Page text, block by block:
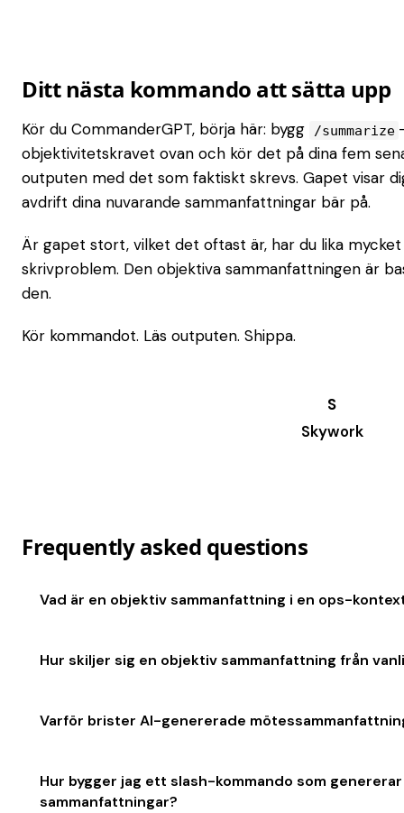
Ditt nästa kommando att sätta upp
Kör du CommanderGPT, börja här: bygg /summarize
objektivitetskravet ovan och kör det på dina fem
outputen med det som faktiskt skrevs. Gapet visar
avdrift dina nuvarande sammanfattningar bär på.
Är gapet stort, vilket det oftast är, har du lika
skrivproblem. Den objektiva sammanfattningen är
den.
Kör kommandot. Läs outputen. Shippa.
Skywork
Frequently asked questions
Vad är en objektiv sammanfattning i en ops-
Hur skiljer sig en objektiv sammanfattning från
Varför brister AI-genererade
Hur bygger jag ett slash-kommando som
sammanfattningar?